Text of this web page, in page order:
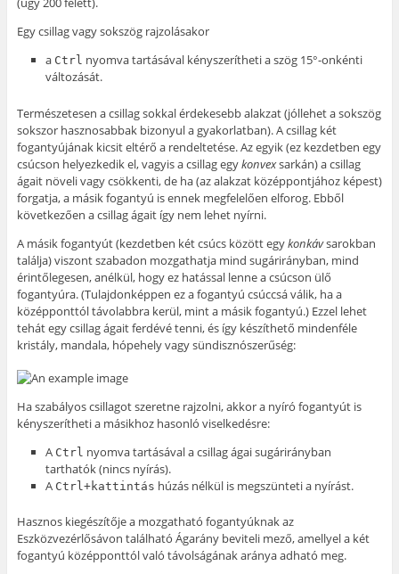
Egy csillag vagy sokszög rajzolásakor
a Ctrl nyomva tartásával kényszerítheti a szög 15°-onkénti
változását.
Természetesen a csillag sokkal érdekesebb alakzat (jóllehet a sokszög
sokszor hasznosabbak bizonyul a gyakorlatban). A csillag két
fogantyújának kicsit eltérő a rendeltetése. Az egyik (ez kezdetben egy
csúcson helyezkedik el, vagyis a csillag egykonvexsarkán) a csillag
ágait növeli vagy csökkenti, de ha (az alakzat középpontjához képest)
forgatja, a másik fogantyú is ennek megfelelően elforog. Ebből
következően a csillag ágait így nem lehet nyírni.
A másik fogantyút (kezdetben két csúcs között egykonkávsarokban
találja) viszont szabadon mozgathatja mind sugárirányban, mind
érintőlegesen, anélkül, hogy ez hatással lenne a csúcson ülő
fogantyúra. (Tulajdonképpen ez a fogantyú csúccsá válik, ha a
középponttól távolabbra kerül, mint a másik fogantyú.) Ezzel lehet
tehát egy csillag ágait ferdévé tenni, és így készíthető mindenféle
kristály, mandala, hópehely vagy sündisznószerűség:
Ha szabályos csillagot szeretne rajzolni, akkor a nyíró fogantyút is
kényszerítheti a másikhoz hasonló viselkedésre:
A Ctrl nyomva tartásával a csillag ágai sugárirányban
tarthatók (nincs nyírás).
A Ctrl+kattintás húzás nélkül is megszünteti a nyírást.
Hasznos kiegészítője a mozgatható fogantyúknak az
Eszközvezérlősávon található Ágarány beviteli mező, amellyel a két
fogantyú középponttól való távolságának aránya adható meg.